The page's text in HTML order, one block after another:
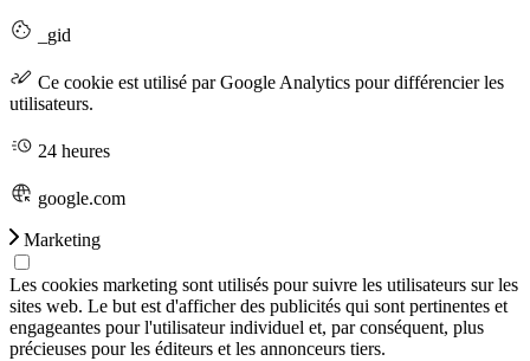
_gid
Ce cookie est utilisé par Google Analytics pour différencier les
utilisateurs.
24 heures
google.com
Marketing
Les cookies marketing sont utilisés pour suivre les utilisateurs sur les
sites web. Le but est d'afficher des publicités qui sont pertinentes et
engageantes pour l'utilisateur individuel et, par conséquent, plus
précieuses pour les éditeurs et les annonceurs tiers.